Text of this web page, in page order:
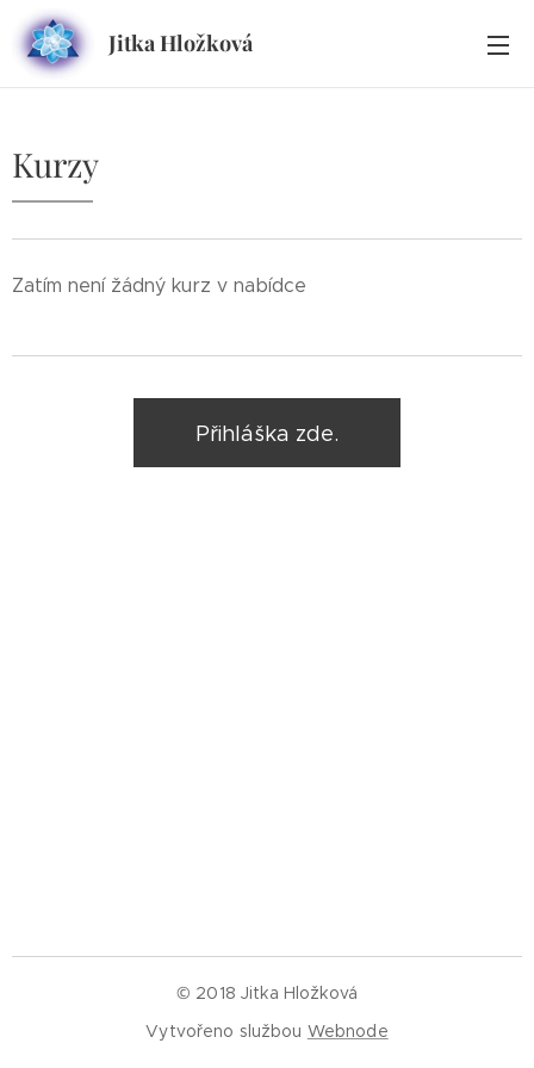
Jitka Hložková
Kurzy
Zatím není žádný kurz v nabídce
Přihláška zde.
© 2018 Jitka Hložková
Vytvořeno službou Webnode